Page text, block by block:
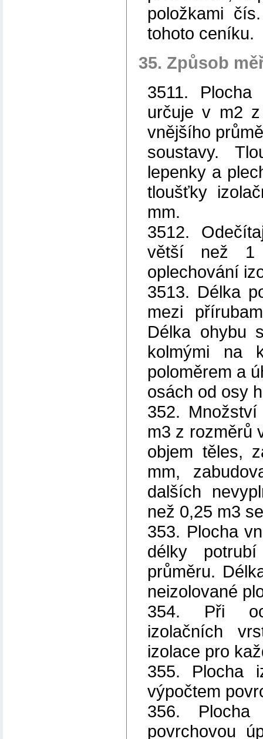
položkami
tohoto ceníku.
35. Způsob
3511.
určuje v m2
vnějšího
soustavy.
lepenky a
tloušťky
mm.
3512.
větší než 1
oplechování
3513. Délka
mezi
Délka ohybu
kolmými na
poloměrem a
osách od osy
352.
m3 z rozměrů
objem těles,
mm,
dalších
než 0,25 m3
353. Plocha
délky
průměru.
neizolované
354. Při
izolačních
izolace pro
355. Plocha
výpočtem
356. Plocha
povrchovou